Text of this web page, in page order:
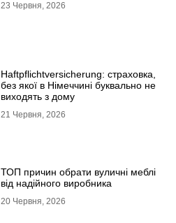
23 Червня, 2026
Haftpflichtversicherung: страховка,
без якої в Німеччині буквально не
виходять з дому
21 Червня, 2026
ТОП причин обрати вуличні меблі
від надійного виробника
20 Червня, 2026